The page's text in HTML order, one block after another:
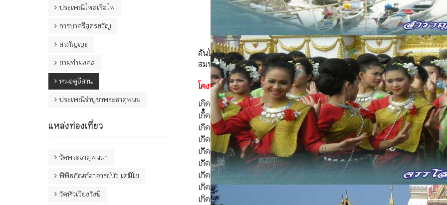
12 ค่ำบ่ดี
สักหยาด
13 ค่ำไชยะ
ผาบแพ้ช
14 ค่ำฝูงศัตรู
ปองฆ่า
15 ค่ำถืก
แม่วายห
อันโคงช้างแก้วนี้ จะทำการมงคลใดๆก็ดี จะไปค้าขายทางไกลก็ดี ให้เลือกเ
สมปรารถนาแล
โคงชาตาเดือนเกิด
เกิดเดือนเจียง เมียหนุ่มน้อย
แล่นมาโฮม
เกิดเดือนยี่
ผมหัวหยอง
ถามเอาหนี้
เกิดเดือน 3
เพื่อนซี้เวียก
ให้ทำการ
เกิดเดือน 4
ความกล้าหาญ
บ่มีย้านบาป
เกิดเดือน 5
ตายหย้อน
ดาบชาวเมือง
เกิดเดือน 6
ขันคำ
ขึ้นตั่งแท่น
เกิดเดือน 7
เกิดเดือน 8
ถือคานงง
พายถงกับดาบ
เกิดเดือน 9
บ่ฮู้เพื่อนก็ถาม
ประเพณีไหลเรือไฟ
การบาศรีสูตรขวัญ
สรภัญญะ
ยามทำมงคล
หมอดูอีสาน
ประเพณีรำบูชาพระธาตุพนม
แหล่งท่องเที่ยว
วัดพระธาตุพนมฯ
พิพิธภัณฑ์อาจารย์บัว เตมิโย
วัดหัวเวียงรังษี